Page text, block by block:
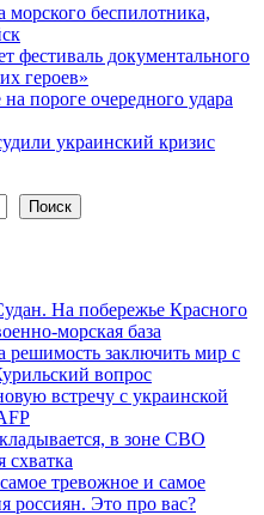
беспилотника,
фестиваль документального
героев»
пороге очередного удара
украинский кризис
Поиск
На побережье Красного
морская база
решимость заключить мир с
вопрос
встречу с украинской
в зоне СВО
схватка
тревожное и самое
россиян. Это про вас?